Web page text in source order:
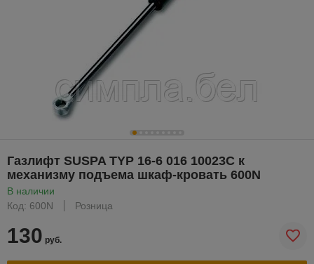
Газлифт SUSPA TYP 16-6 016 10023С к
механизму подъема шкаф-кровать 600N
В наличии
Код: 600N
Розница
130 руб.